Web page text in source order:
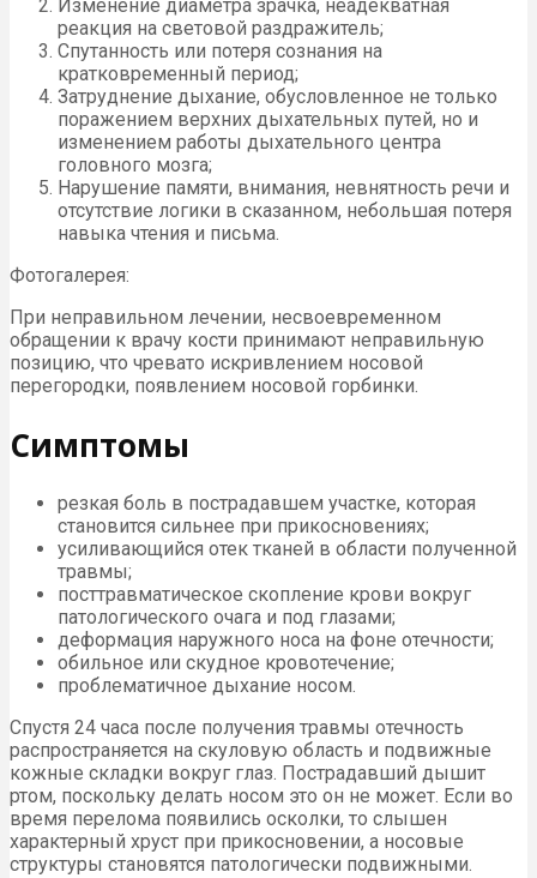
Изменение диаметра зрачка, неадекватная
реакция на световой раздражитель;
Спутанность или потеря сознания на
кратковременный период;
Затруднение дыхание, обусловленное не только
поражением верхних дыхательных путей, но и
изменением работы дыхательного центра
головного мозга;
Нарушение памяти, внимания, невнятность речи и
отсутствие логики в сказанном, небольшая потеря
навыка чтения и письма.
Фотогалерея:
При неправильном лечении, несвоевременном
обращении к врачу кости принимают неправильную
позицию, что чревато искривлением носовой
перегородки, появлением носовой горбинки.
Симптомы
резкая боль в пострадавшем участке, которая
становится сильнее при прикосновениях;
усиливающийся отек тканей в области полученной
травмы;
посттравматическое скопление крови вокруг
патологического очага и под глазами;
деформация наружного носа на фоне отечности;
обильное или скудное кровотечение;
проблематичное дыхание носом.
Спустя 24 часа после получения травмы отечность
распространяется на скуловую область и подвижные
кожные складки вокруг глаз. Пострадавший дышит
ртом, поскольку делать носом это он не может. Если во
время перелома появились осколки, то слышен
характерный хруст при прикосновении, а носовые
структуры становятся патологически подвижными.